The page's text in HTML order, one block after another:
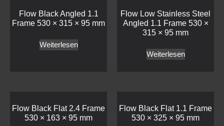
Flow Black Angled 1.1
Frame 530 × 315 × 95 mm
Weiterlesen
Flow Low Stainless Steel
Angled 1.1 Frame 530 ×
315 × 95 mm
Weiterlesen
Flow Black Flat 2.4 Frame
530 × 163 × 95 mm
Flow Black Flat 1.1 Frame
530 × 325 × 95 mm